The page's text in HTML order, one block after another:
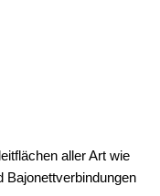
aller Art wie
Bajonettverbindungen